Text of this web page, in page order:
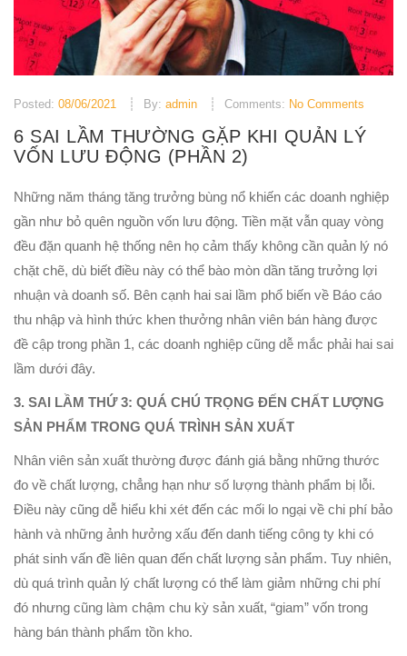
Posted: 08/06/2021 By: admin Comments: No Comments
6 SAI LẦM THƯỜNG GẶP KHI QUẢN LÝ
VỐN LƯU ĐỘNG (PHẦN 2)
Những năm tháng tăng trưởng bùng nổ khiến các doanh nghiệp
gần như bỏ quên nguồn vốn lưu động. Tiền mặt vẫn quay vòng
đều đặn quanh hệ thống nên họ cảm thấy không cần quản lý nó
chặt chẽ, dù biết điều này có thể bào mòn dần tăng trưởng lợi
nhuận và doanh số. Bên cạnh hai sai lầm phổ biến về Báo cáo
thu nhập và hình thức khen thưởng nhân viên bán hàng được
đề cập trong phần 1, các doanh nghiệp cũng dễ mắc phải hai sai
lầm dưới đây.
3. SAI LẦM THỨ 3: QUÁ CHÚ TRỌNG ĐẾN CHẤT LƯỢNG
SẢN PHẨM TRONG QUÁ TRÌNH SẢN XUẤT
Nhân viên sản xuất thường được đánh giá bằng những thước
đo về chất lượng, chẳng hạn như số lượng thành phẩm bị lỗi.
Điều này cũng dễ hiểu khi xét đến các mối lo ngại về chi phí bảo
hành và những ảnh hưởng xấu đến danh tiếng công ty khi có
phát sinh vấn đề liên quan đến chất lượng sản phẩm. Tuy nhiên,
dù quá trình quản lý chất lượng có thể làm giảm những chi phí
đó nhưng cũng làm chậm chu kỳ sản xuất, “giam” vốn trong
hàng bán thành phẩm tồn kho.